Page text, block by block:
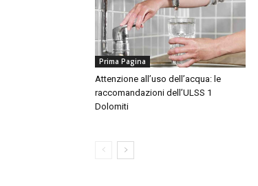
Prima Pagina
Attenzione all’uso dell’acqua: le
raccomandazioni dell’ULSS 1
Dolomiti